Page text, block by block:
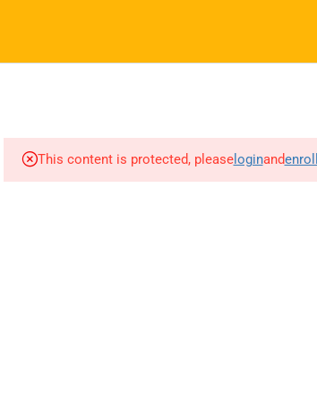
This content is protected, pleaseloginandenroll
2027 Kayıt
Links
Derslerimiz